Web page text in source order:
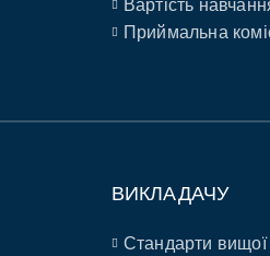
Вартість
Приймальна
ВИКЛАДАЧУ
Стандарти вищої